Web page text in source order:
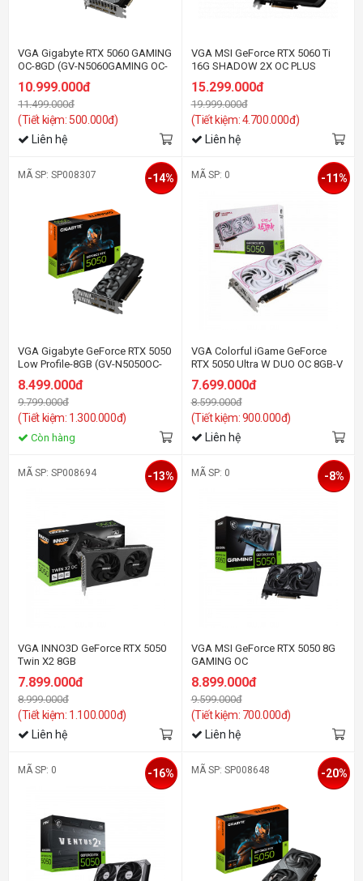
VGA Gigabyte RTX 5060 GAMING
OC-8GD (GV-N5060GAMING OC-
8GD)
10.999.000đ
11.499.000đ
(Tiết kiệm: 500.000đ)
Liên hệ
VGA MSI GeForce RTX 5060 Ti
16G SHADOW 2X OC PLUS
15.299.000đ
19.999.000đ
(Tiết kiệm: 4.700.000đ)
Liên hệ
MÃ SP: SP008307
VGA Gigabyte GeForce RTX 5050
Low Profile-8GB (GV-N5050OC-
8.499.000đ
9.799.000đ
(Tiết kiệm: 1.300.000đ)
-14%
Còn hàng
MÃ SP: 0
VGA Colorful iGame GeForce
RTX 5050 Ultra W DUO OC 8GB-V
7.699.000đ
8.599.000đ
(Tiết kiệm: 900.000đ)
-11%
Liên hệ
MÃ SP: SP008694
VGA INNO3D GeForce RTX 5050
Twin X2 8GB
7.899.000đ
8.999.000đ
(Tiết kiệm: 1.100.000đ)
-13%
Liên hệ
MÃ SP: 0
VGA MSI GeForce RTX 5050 8G
GAMING OC
8.899.000đ
9.599.000đ
(Tiết kiệm: 700.000đ)
-8%
Liên hệ
MÃ SP: 0 -16% MÃ SP: SP008648 -20%